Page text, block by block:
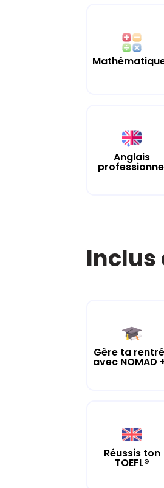
Anglais
Inclus
Gère ta
avec NOMAD
Réussis ton
TOEFL®